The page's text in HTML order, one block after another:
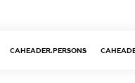
CAHEADER.PERSONS